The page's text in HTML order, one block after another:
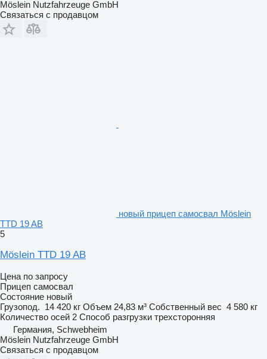
Möslein Nutzfahrzeuge GmbH
Связаться с продавцом
новый прицеп самосвал Möslein
TTD 19 AB
5
Möslein TTD 19 AB
Цена по запросу
Прицеп самосвал
Состояние новый
Грузопод. 14 420 кг Объем 24,83 м³ Собственный вес 4 580 кг
Количество осей 2 Способ разгрузки трехсторонняя
Германия, Schwebheim
Möslein Nutzfahrzeuge GmbH
Связаться с продавцом